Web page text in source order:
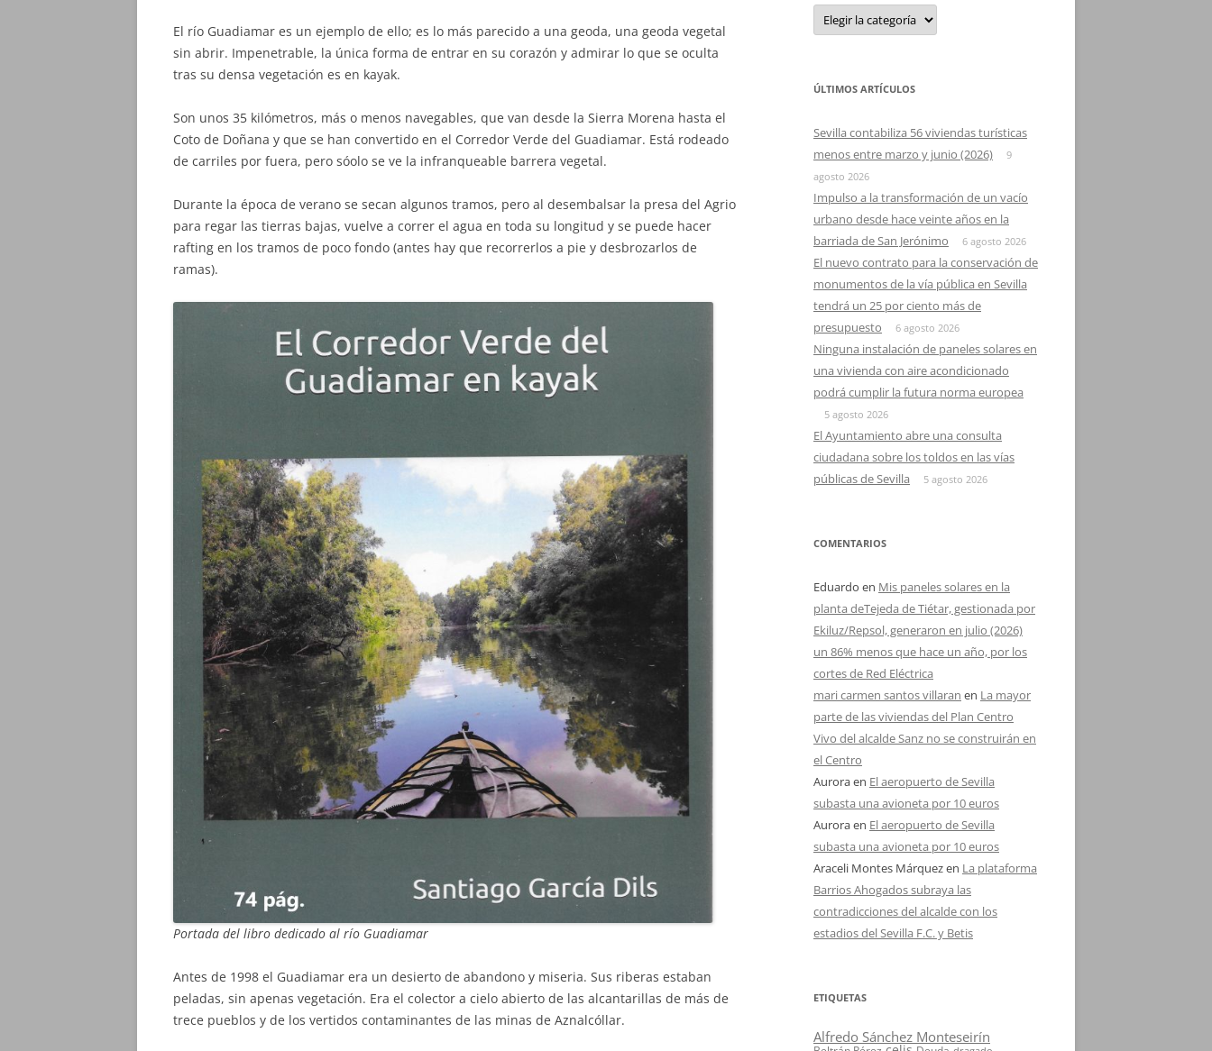
El río Guadiamar es un ejemplo de ello; es lo más parecido a una geoda, una geoda vegetal
sin abrir. Impenetrable, la única forma de entrar en su corazón y admirar lo que se oculta
tras su densa vegetación es en kayak.
Son unos 35 kilómetros, más o menos navegables, que van desde la Sierra Morena hasta el
Coto de Doñana y que se han convertido en el Corredor Verde del Guadiamar. Está rodeado
de carriles por fuera, pero sóolo se ve la infranqueable barrera vegetal.
Durante la época de verano se secan algunos tramos, pero al desembalsar la presa del Agrio
para regar las tierras bajas, vuelve a correr el agua en toda su longitud y se puede hacer
rafting en los tramos de poco fondo (antes hay que recorrerlos a pie y desbrozarlos de
ramas).
Portada del libro dedicado al río Guadiamar
Antes de 1998 el Guadiamar era un desierto de abandono y miseria. Sus riberas estaban
peladas, sin apenas vegetación. Era el colector a cielo abierto de las alcantarillas de más de
trece pueblos y de los vertidos contaminantes de las minas de Aznalcóllar.
Categorias
ÚLTIMOS ARTÍCULOS
Sevilla contabiliza 56 viviendas turísticas
menos entre marzo y junio (2026)
9
agosto 2026
Impulso a la transformación de un vacío
urbano desde hace veinte años en la
barriada de San Jerónimo
6 agosto 2026
El nuevo contrato para la conservación de
monumentos de la vía pública en Sevilla
tendrá un 25 por ciento más de
presupuesto
6 agosto 2026
Ninguna instalación de paneles solares en
una vivienda con aire acondicionado
podrá cumplir la futura norma europea
5 agosto 2026
El Ayuntamiento abre una consulta
ciudadana sobre los toldos en las vías
públicas de Sevilla
5 agosto 2026
COMENTARIOS
Eduardo en Mis paneles solares en la
planta deTejeda de Tiétar, gestionada por
Ekiluz/Repsol, generaron en julio (2026)
un 86% menos que hace un año, por los
cortes de Red Eléctrica
mari carmen santos villaran en La mayor
parte de las viviendas del Plan Centro
Vivo del alcalde Sanz no se construirán en
el Centro
Auroraen El aeropuerto de Sevilla
subasta una avioneta por 10 euros
Auroraen El aeropuerto de Sevilla
subasta una avioneta por 10 euros
Araceli Montes Márquezen La plataforma
Barrios Ahogados subraya las
contradicciones del alcalde con los
estadios del Sevilla F.C. y Betis
ETIQUETAS
Alfredo Sánchez Monteseirín